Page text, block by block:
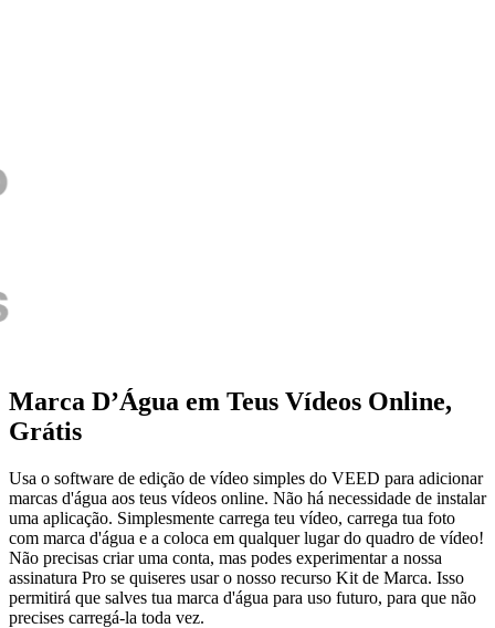
Marca D’Água em Teus Vídeos Online,
Grátis
Usa o software de edição de vídeo simples do VEED para adicionar
marcas d'água aos teus vídeos online. Não há necessidade de instalar
uma aplicação. Simplesmente carrega teu vídeo, carrega tua foto
com marca d'água e a coloca em qualquer lugar do quadro de vídeo!
Não precisas criar uma conta, mas podes experimentar a nossa
assinatura Pro se quiseres usar o nosso recurso Kit de Marca. Isso
permitirá que salves tua marca d'água para uso futuro, para que não
precises carregá-la toda vez.